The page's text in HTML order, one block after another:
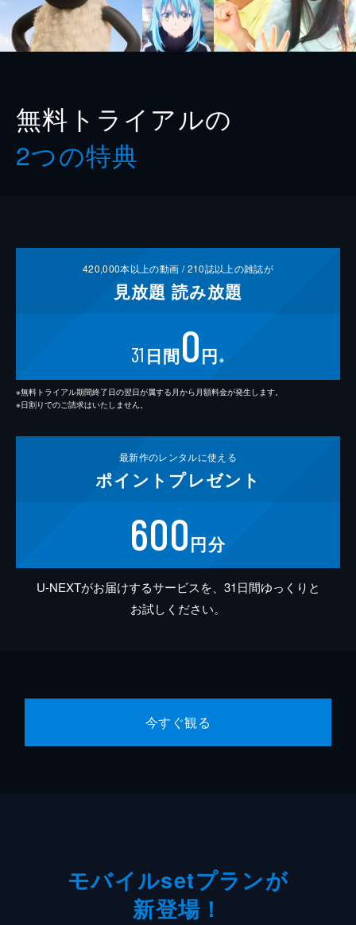
無料トライアルの
2つの特典
420,000本以上の動画 /210誌以上の雑誌が
見放題 読み放題
31 日間0円 ※
※無料トライアル期間終了日の翌日が属する月から月額料金が発生します。
※日割りでのご請求はいたしません。
最新作のレンタルに使える
ポイント プレゼント
600円分
U-NEXTがお届けするサービスを、31日間ゆっくりと
お試しください。
今すぐ観る
モバイルsetプランが
新登場！